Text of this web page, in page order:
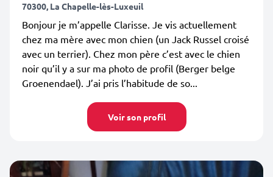
70300, La Chapelle-lès-Luxeuil
Bonjour je m’appelle Clarisse. Je vis actuellement
chez ma mère avec mon chien (un Jack Russel croisé
avec un terrier). Chez mon père c’est avec le chien
noir qu’il y a sur ma photo de profil (Berger belge
Groenendael). J’ai pris l’habitude de so...
Voir son profil